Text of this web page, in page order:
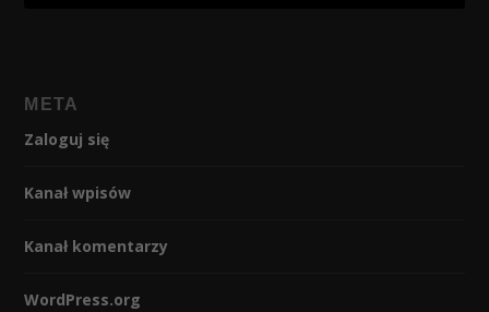
META
Zaloguj się
Kanał wpisów
Kanał komentarzy
WordPress.org